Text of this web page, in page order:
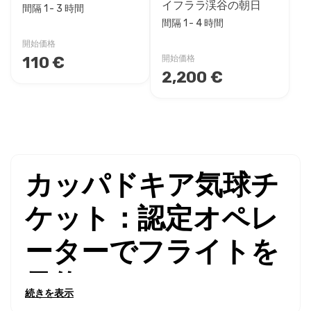
間隔 1 - 3 時間
開始価格
110 €
イフララ渓谷の朝日
間隔 1 - 4 時間
開始価格
2,200 €
カッパドキア気球チ
ケット：認定オペレ
ーターでフライトを
予約
続きを表示